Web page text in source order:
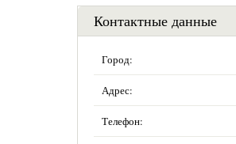
Контактные данные
Город:
Адрес:
Телефон: